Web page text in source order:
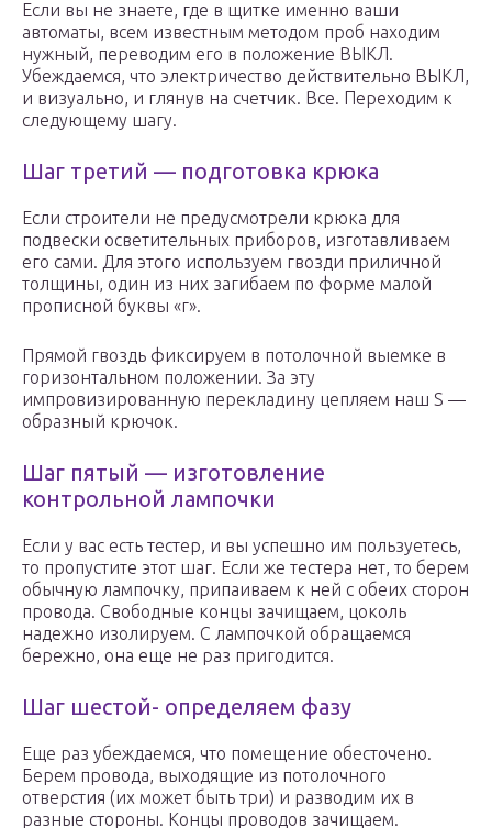
Если вы не знаете, где в щитке именно ваши
автоматы, всем известным методом проб находим
нужный, переводим его в положение ВЫКЛ.
Убеждаемся, что электричество действительно ВЫКЛ,
и визуально, и глянув на счетчик. Все. Переходим к
следующему шагу.
Шаг третий — подготовка крюка
Если строители не предусмотрели крюка для
подвески осветительных приборов, изготавливаем
его сами. Для этого используем гвозди приличной
толщины, один из них загибаем по форме малой
прописной буквы «г».
Прямой гвоздь фиксируем в потолочной выемке в
горизонтальном положении. За эту
импровизированную перекладину цепляем наш S —
образный крючок.
Шаг пятый — изготовление
контрольной лампочки
Если у вас есть тестер, и вы успешно им пользуетесь,
то пропустите этот шаг. Если же тестера нет, то берем
обычную лампочку, припаиваем к ней с обеих сторон
провода. Свободные концы зачищаем, цоколь
надежно изолируем. С лампочкой обращаемся
бережно, она еще не раз пригодится.
Шаг шестой- определяем фазу
Еще раз убеждаемся, что помещение обесточено.
Берем провода, выходящие из потолочного
отверстия (их может быть три) и разводим их в
разные стороны. Концы проводов зачищаем.